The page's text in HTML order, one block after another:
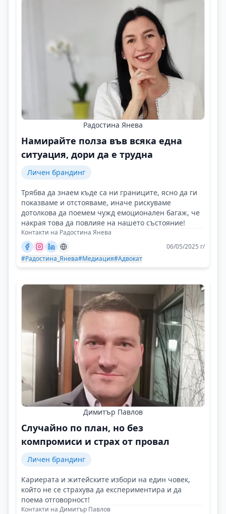
Радостина Янева
Намирайте полза във всяка една
ситуация, дори да е трудна
Личен брандинг
Трябва да знаем къде са ни границите, ясно да ги
показваме и отстояваме, иначе рискуваме
дотолкова да поемем чужд емоционален багаж, че
накрая това да повлияе на нашето състояние!
Контакти на Радостина Янева
06/05/2025 г/
#Радостина_Янева#Медиация#Адвокат
Димитър Павлов
Случайно по план, но без
компромиси и страх от провал
Личен брандинг
Кариерата и житейските избори на един човек,
който не се страхува да експериментира и да
поема отговорност!
Контакти на Димитър Павлов